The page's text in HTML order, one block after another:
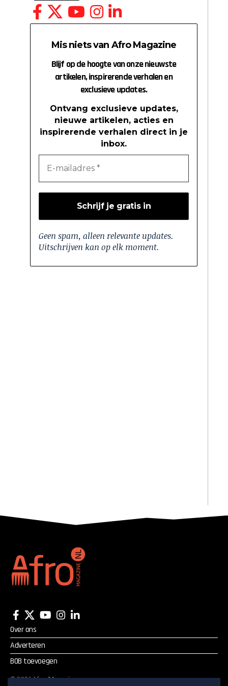
Mis niets van Afro Magazine
Blijf op de hoogte van onze nieuwste
artikelen, inspirerende verhalen en
exclusieve updates.
Ontvang exclusieve updates,
nieuwe artikelen, acties en
inspirerende verhalen direct in je
inbox.
Geen spam, alleen relevante updates.
Uitschrijven kan op elk moment.
Over ons
Adverteren
BOB toevoegen
©2026Afro Magazine.